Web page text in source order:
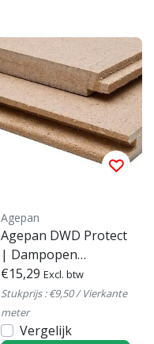
Agepan
Agepan DWD Protect
| Dampopen
Houtvezel
Constructieplaat voor
Dak & Wand
€15,29 Excl. btw
Stukprijs : €9,50 / Vierkante
meter
Vergelijk